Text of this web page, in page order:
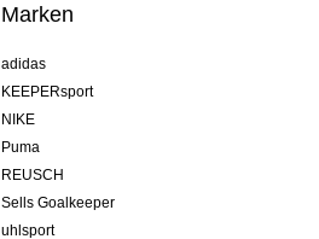
Marken
adidas
KEEPERsport
NIKE
Puma
REUSCH
Sells Goalkeeper
uhlsport